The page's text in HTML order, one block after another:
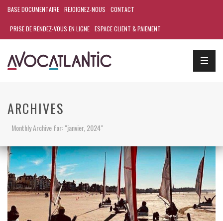
BASE DOCUMENTAIRE REJOIGNEZ-NOUS CONTACT
PRISE DE RENDEZ-VOUS EN LIGNE ESPACE CLIENT & PAIEMENT
ARCHIVES
Monthly Archive for: "janvier, 2024"